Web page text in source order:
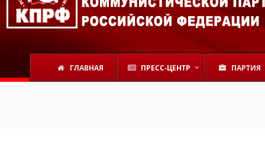
ГЛАВНАЯ ПРЕСС-ЦЕНТР ПАРТИЯ